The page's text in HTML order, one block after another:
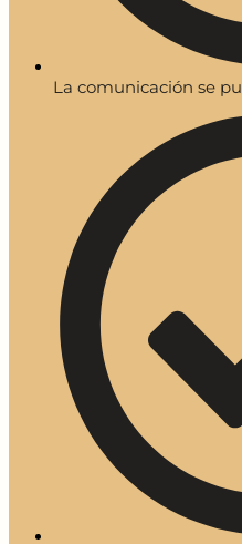
La comunicación se